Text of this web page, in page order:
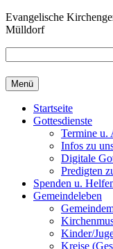
Zum
Inhalt
Evangelische
Mülldorf
Menü
Startseite
Gottesdienste
Termine u.
Infos zu
Digitale
Predigten
Spenden u.
Gemeindeleben
Kinder/
Kreise